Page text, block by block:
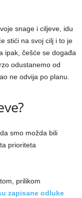
snage i ciljeve, idu
stići na svoj cilj i to je
ipak, češće se događa
odustanemo od
ne odvija po planu.
smo možda bili
prioriteta
prilikom
zapisane odluke